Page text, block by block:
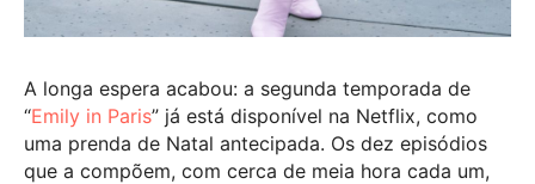
A longa espera acabou: a segunda temporada de
“Emily in Paris” já está disponível na Netflix, como
uma prenda de Natal antecipada. Os dez episódios
que a compõem, com cerca de meia hora cada um,